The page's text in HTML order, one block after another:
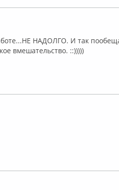
НАДОЛГО. И так
вмешательство. ::)))))